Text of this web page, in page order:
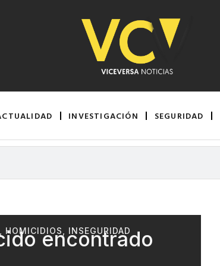
INVESTIGACIÓN SEGURIDAD
HOMICIDIOS INSEGURIDAD
encontrado